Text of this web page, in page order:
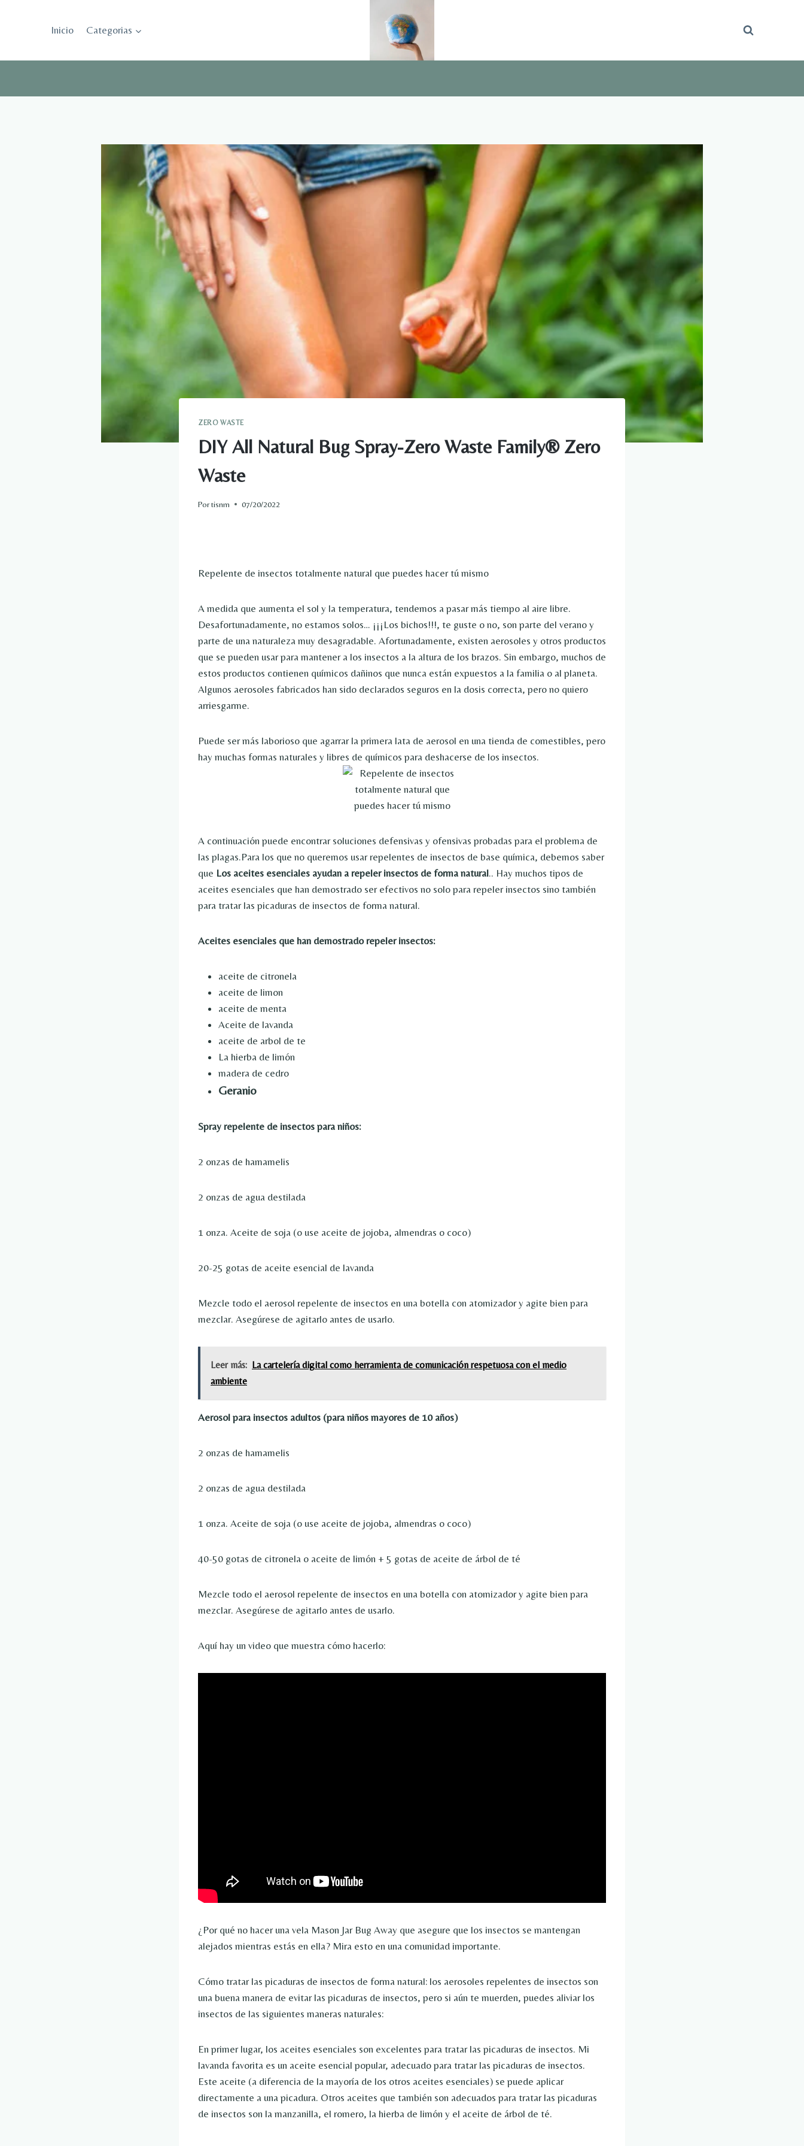
Inicio Categorias
ZERO WASTE
DIY All Natural Bug Spray-Zero Waste Family® Zero
Waste
Portisnm 07/20/2022
Repelente de insectos totalmente natural que puedes hacer tú mismo
A medida que aumenta el sol y la temperatura, tendemos a pasar más tiempo al aire libre.
Desafortunadamente, no estamos solos… ¡¡¡Los bichos!!!, te guste o no, son parte del verano y
parte de una naturaleza muy desagradable. Afortunadamente, existen aerosoles y otros productos
que se pueden usar para mantener a los insectos a la altura de los brazos. Sin embargo, muchos de
estos productos contienen químicos dañinos que nunca están expuestos a la familia o al planeta.
Algunos aerosoles fabricados han sido declarados seguros en la dosis correcta, pero no quiero
arriesgarme.
Puede ser más laborioso que agarrar la primera lata de aerosol en una tienda de comestibles, pero
hay muchas formas naturales y libres de químicos para deshacerse de los insectos.
A continuación puede encontrar soluciones defensivas y ofensivas probadas para el problema de
las plagas.Para los que no queremos usar repelentes de insectos de base química, debemos saber
que Los aceites esenciales ayudan a repeler insectos de forma natural.. Hay muchos tipos de
aceites esenciales que han demostrado ser efectivos no solo para repeler insectos sino también
para tratar las picaduras de insectos de forma natural.
Aceites esenciales que han demostrado repeler insectos:
aceite de citronela
aceite de limon
aceite de menta
Aceite de lavanda
aceite de arbol de te
La hierba de limón
madera de cedro
Geranio
Spray repelente de insectos para niños:
2 onzas de hamamelis
2 onzas de agua destilada
1 onza. Aceite de soja (o use aceite de jojoba, almendras o coco)
20-25 gotas de aceite esencial de lavanda
Mezcle todo el aerosol repelente de insectos en una botella con atomizador y agite bien para
mezclar. Asegúrese de agitarlo antes de usarlo.
Leer más: La cartelería digital como herramienta de comunicación respetuosa con el medio
ambiente
Aerosol para insectos adultos (para niños mayores de 10 años)
2 onzas de hamamelis
2 onzas de agua destilada
1 onza. Aceite de soja (o use aceite de jojoba, almendras o coco)
40-50 gotas de citronela o aceite de limón + 5 gotas de aceite de árbol de té
Mezcle todo el aerosol repelente de insectos en una botella con atomizador y agite bien para
mezclar. Asegúrese de agitarlo antes de usarlo.
Aquí hay un video que muestra cómo hacerlo:
¿Por qué no hacer una vela Mason Jar Bug Away que asegure que los insectos se mantengan
alejados mientras estás en ella? Mira esto en una comunidad importante.
Cómo tratar las picaduras de insectos de forma natural: los aerosoles repelentes de insectos son
una buena manera de evitar las picaduras de insectos, pero si aún te muerden, puedes aliviar los
insectos de las siguientes maneras naturales:
En primer lugar, los aceites esenciales son excelentes para tratar las picaduras de insectos. Mi
lavanda favorita es un aceite esencial popular, adecuado para tratar las picaduras de insectos.
Este aceite (a diferencia de la mayoría de los otros aceites esenciales) se puede aplicar
directamente a una picadura. Otros aceites que también son adecuados para tratar las picaduras
de insectos son la manzanilla, el romero, la hierba de limón y el aceite de árbol de té.